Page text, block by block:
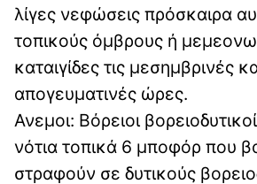
λίγες νεφώσεις πρόσκαιρα
τοπικούς όμβρους ή
καταιγίδες τις μεσημβρινές
απογευματινές ώρες.
Ανεμοι: Βόρειοι
νότια τοπικά 6 μποφόρ που
στραφούν σε δυτικούς